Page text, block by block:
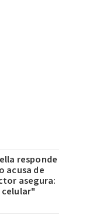
responde
acusa de
asegura:
celular"